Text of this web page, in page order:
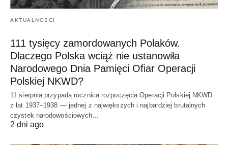
AKTUALNOŚCI
111 tysięcy zamordowanych Polaków.
Dlaczego Polska wciąż nie ustanowiła
Narodowego Dnia Pamięci Ofiar Operacji
Polskiej NKWD?
11 sierpnia przypada rocznica rozpoczęcia Operacji Polskiej NKWD
z lat 1937–1938 — jednej z największych i najbardziej brutalnych
czystek narodowościowych…
2 dni ago